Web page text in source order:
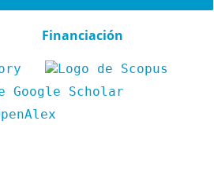
Financiación